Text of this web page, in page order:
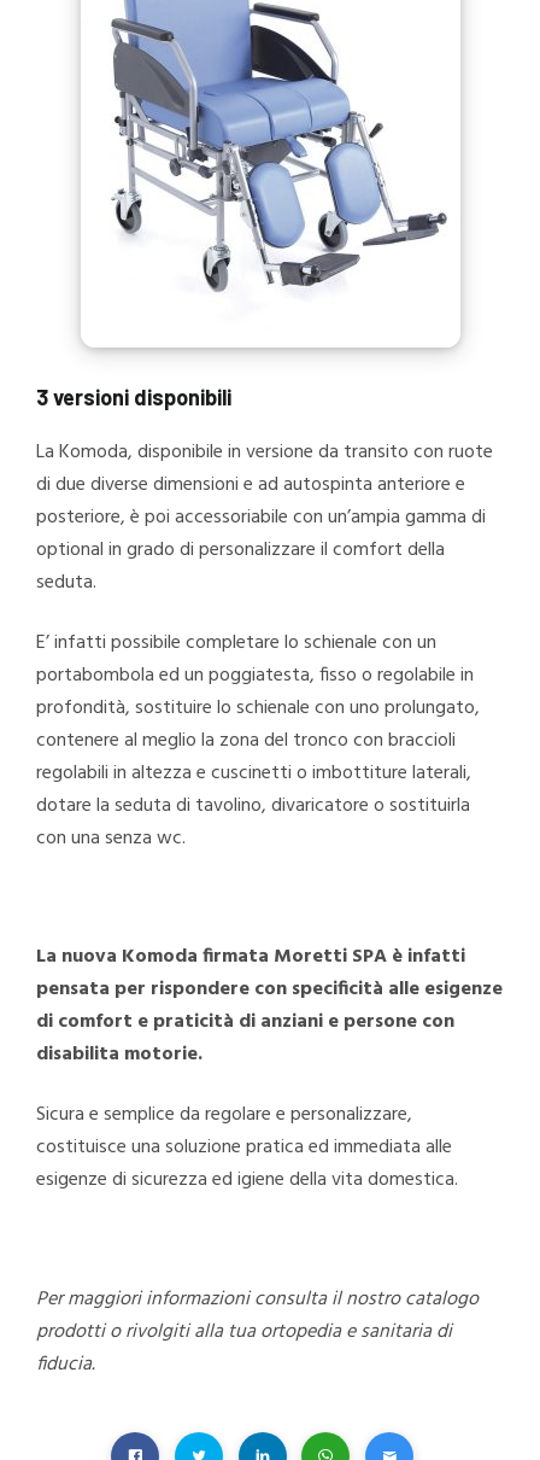
3 versioni disponibili
La Komoda, disponibile in versione da transito con ruote
di due diverse dimensioni e ad autospinta anteriore e
posteriore, è poi accessoriabile con un’ampia gamma di
optional in grado di personalizzare il comfort della
seduta.
E’ infatti possibile completare lo schienale con un
portabombola ed un poggiatesta, fisso o regolabile in
profondità, sostituire lo schienale con uno prolungato,
contenere al meglio la zona del tronco con braccioli
regolabili in altezza e cuscinetti o imbottiture laterali,
dotare la seduta di tavolino, divaricatore o sostituirla
con una senza wc.
La nuova Komoda firmata Moretti SPA è infatti
pensata per rispondere con specificità alle esigenze
di comfort e praticità di anziani e persone con
disabilita motorie.
Sicura e semplice da regolare e personalizzare,
costituisce una soluzione pratica ed immediata alle
esigenze di sicurezza ed igiene della vita domestica.
Per maggiori informazioni consulta il nostro catalogo
prodotti o rivolgiti alla tua ortopedia e sanitaria di
fiducia.